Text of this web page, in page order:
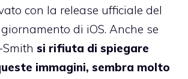
con la release ufficiale del
di iOS. Anche se
si rifiuta di spiegare
immagini, sembra molto